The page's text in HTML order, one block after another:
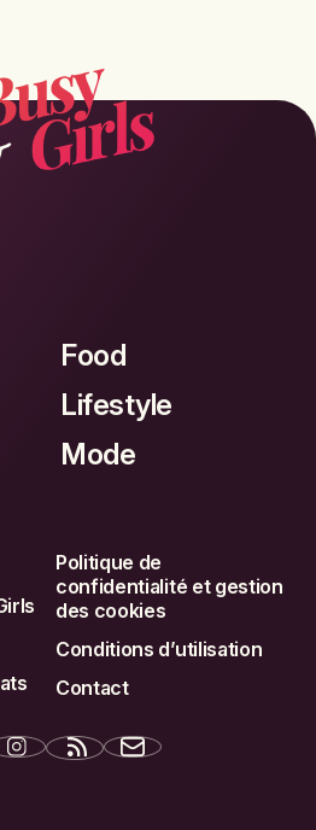
Food
Lifestyle
Mode
Politique de
confidentialité et gestion
des cookies
Conditions d’utilisation
Contact